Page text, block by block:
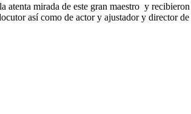
atenta mirada de este gran maestro y
así como de actor y ajustador y director